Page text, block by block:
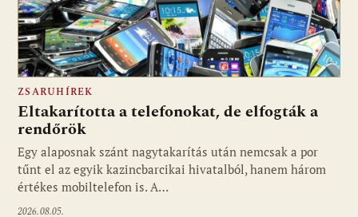
ZSARUHÍREK
Eltakarította a telefonokat, de elfogták a
rendőrök
Egy alaposnak szánt nagytakarítás után nemcsak a por
tűnt el az egyik kazincbarcikai hivatalból, hanem három
értékes mobiltelefon is. A…
2026.08.05.